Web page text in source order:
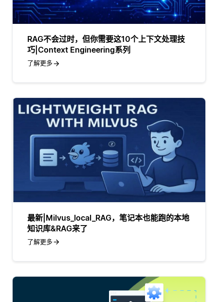
RAG不会过时，但你需要这10个上下文处理技
巧|Context Engineering系列
了解更多
最新|Milvus_local_RAG，笔记本也能跑的本地
知识库&RAG来了
了解更多